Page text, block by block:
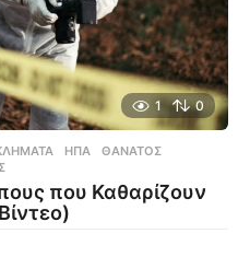
1 0
,ΗΠΑ ,ΘΆΝΑΤΟΣ
που Καθαρίζουν